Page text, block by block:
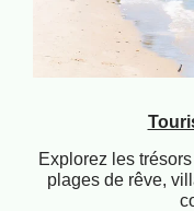
Explorez les
plages de rêve,